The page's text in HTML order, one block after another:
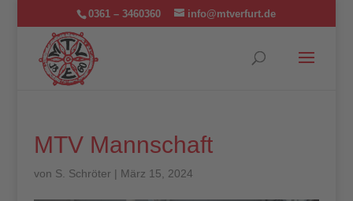
0361 – 3460360 info@mtverfurt.de
MTV Mannschaft
von S. Schröter | März 15, 2024